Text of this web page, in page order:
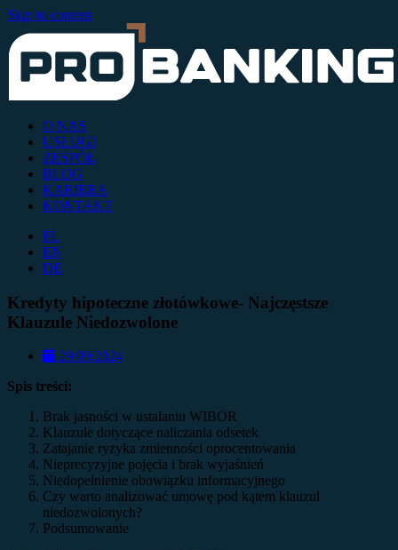
Skip to content
O NAS
USŁUGI
ZESPÓŁ
BLOG
KARIERA
KONTAKT
PL
EN
DE
Kredyty hipoteczne złotówkowe- Najczęstsze
Klauzule Niedozwolone
29/09/2024
Spis treści:
Brak jasności w ustalaniu WIBOR
Klauzule dotyczące naliczania odsetek
Zatajanie ryzyka zmienności oprocentowania
Nieprecyzyjne pojęcia i brak wyjaśnień
Niedopełnienie obowiązku informacyjnego
Czy warto analizować umowę pod kątem klauzul
niedozwolonych?
Podsumowanie